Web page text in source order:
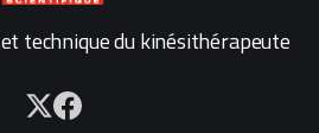
technique du kinésithérapeute